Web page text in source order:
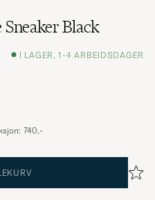
Sneaker Black
I LAGER, 1-4 ARBEIDSDAGER
740,-